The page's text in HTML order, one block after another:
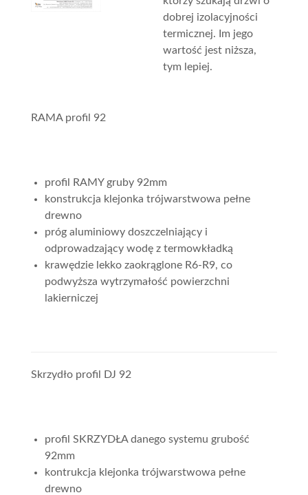
dobrej izolacyjności
termicznej. Im jego
wartość jest niższa,
tym lepiej.
RAMA profil 92
profil RAMY gruby 92mm
konstrukcja klejonka trójwarstwowa pełne
drewno
próg aluminiowy doszczelniający i
odprowadzający wodę z termowkładką
krawędzie lekko zaokrąglone R6-R9, co
podwyższa wytrzymałość powierzchni
lakierniczej
Skrzydło profil DJ 92
profil SKRZYDŁA danego systemu grubość
92mm
kontrukcja klejonka trójwarstwowa pełne
drewno